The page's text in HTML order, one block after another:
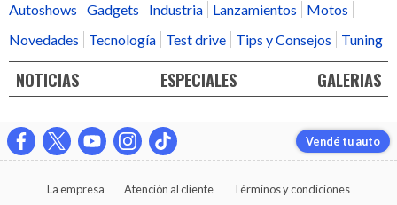
Autoshows
Gadgets Industria Lanzamientos
Motos
Novedades
Tecnología Test drive Tips y Consejos Tuning
NOTICIAS ESPECIALES GALERIAS
Vendé tu auto
La empresa Atención al cliente Términos y condiciones